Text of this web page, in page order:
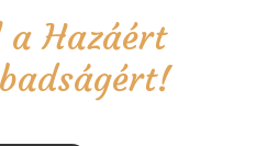
a Hazáért